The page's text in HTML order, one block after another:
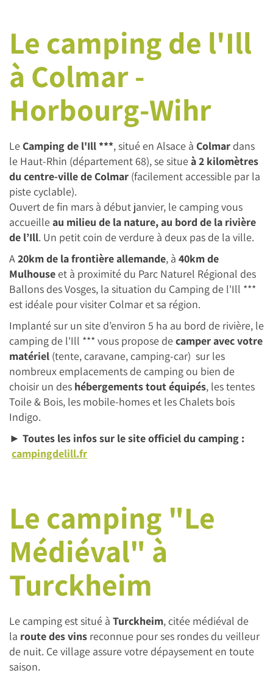
Le camping de l'Ill
à Colmar -
Horbourg-Wihr
Le Camping de l'Ill ***, situé en Alsace à Colmar dans
le Haut-Rhin (département 68), se situeà 2 kilomètres
du centre-ville de Colmar (facilement accessible par la
piste cyclable).
Ouvert de fin mars à début janvier, le camping vous
accueilleau milieu de la nature, au bord de la rivière
de l’Ill. Un petit coin de verdure à deux pas de la ville.
A20km de la frontière allemande, à 40km de
Mulhouseet à proximité du Parc Naturel Régional des
Ballons des Vosges, la situation du Camping de l'Ill ***
est idéale pour visiter Colmar et sa région.
Implanté sur un site d’environ 5 ha au bord de rivière, le
camping de l'Ill *** vous propose decamper avec votre
matériel (tente, caravane, camping-car) sur les
nombreux emplacements de camping ou bien de
choisir un des hébergements tout équipés, les tentes
Toile & Bois, les mobile-homes et les Chalets bois
Indigo.
► Toutes les infos sur le site officiel du camping : ​
campingdelill.fr
Le camping "Le
Médiéval" à
Turckheim
Le camping est situé à Turckheim, citée médiéval de
la route des vins reconnue pour ses rondes du veilleur
de nuit. Ce village assure votre dépaysement en toute
saison.